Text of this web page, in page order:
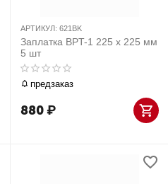
АРТИКУЛ: 621BK
Заплатка BPT-1 225 х 225 мм
5 шт
предзаказ
880₽